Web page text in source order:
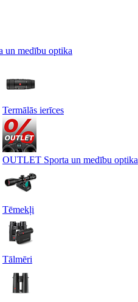
un medību optika
Termālās ierīces
OUTLET Sporta un medību optika
Tēmekļi
Tālmēri